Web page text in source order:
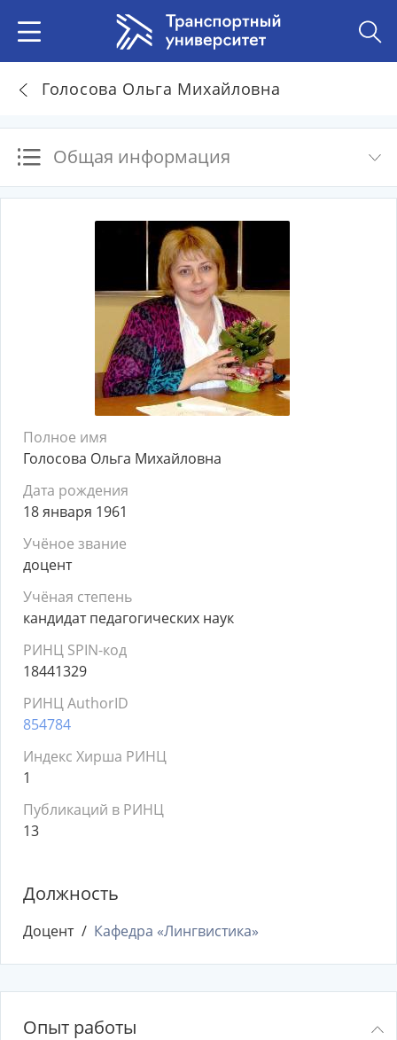
Голосова Ольга Михайловна
Общая информация
Полное имя
Голосова Ольга Михайловна
Дата рождения
18 января 1961
Учёное звание
доцент
Учёная степень
кандидат педагогических наук
РИНЦ SPIN-код
18441329
РИНЦ AuthorID
854784
Индекс Хирша РИНЦ
1
Публикаций в РИНЦ
13
Должность
Доцент Кафедра «Лингвистика»
Опыт работы